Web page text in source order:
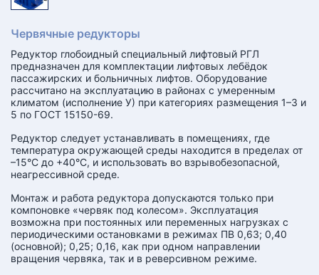
Червячные редукторы
Редуктор глобоидный специальный лифтовый РГЛ
предназначен для комплектации лифтовых лебёдок
пассажирских и больничных лифтов. Оборудование
рассчитано на эксплуатацию в районах с умеренным
климатом (исполнение У) при категориях размещения 1–3 и
5 по ГОСТ 15150-69.
Редуктор следует устанавливать в помещениях, где
температура окружающей среды находится в пределах от
–15°С до +40°С, и использовать во взрывобезопасной,
неагрессивной среде.
Монтаж и работа редуктора допускаются только при
компоновке «червяк под колесом». Эксплуатация
возможна при постоянных или переменных нагрузках с
периодическими остановками в режимах ПВ 0,63; 0,40
(основной); 0,25; 0,16, как при одном направлении
вращения червяка, так и в реверсивном режиме.